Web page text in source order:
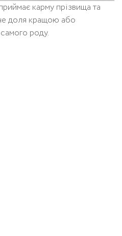
карму прізвища та
доля кращою або
роду.